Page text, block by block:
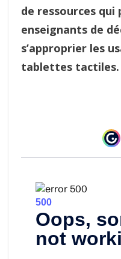
de ressources
enseignants de
s’approprier les
tablettes tactiles.